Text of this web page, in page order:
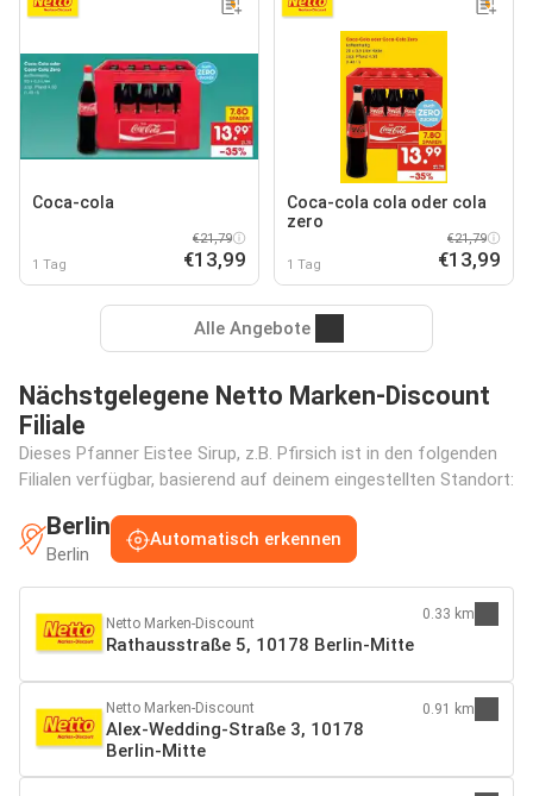
Coca-cola
1 Tag
€21,79
€13,99
Coca-cola cola oder cola
zero
1 Tag
€21,79
€13,99
Alle Angebote
Nächstgelegene Netto Marken-Discount
Filiale
Dieses Pfanner Eistee Sirup, z.B. Pfirsich ist in den folgenden
Filialen verfügbar, basierend auf deinem eingestellten Standort:
Berlin
Berlin
Automatisch erkennen
Netto Marken-Discount
Rathausstraße 5, 10178 Berlin-Mitte
0.33 km
Netto Marken-Discount
Alex-Wedding-Straße 3, 10178
Berlin-Mitte
0.91 km